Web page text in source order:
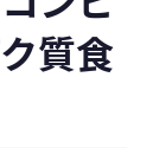
質食